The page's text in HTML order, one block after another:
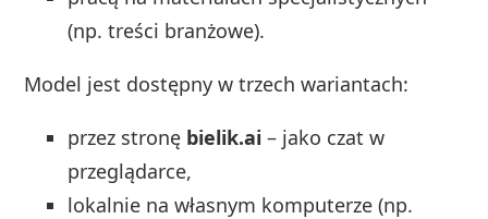
(np. treści branżowe).
Model jest dostępny w trzech wariantach:
przez stronę bielik.ai – jako czat w
przeglądarce,
lokalnie na własnym komputerze (np.